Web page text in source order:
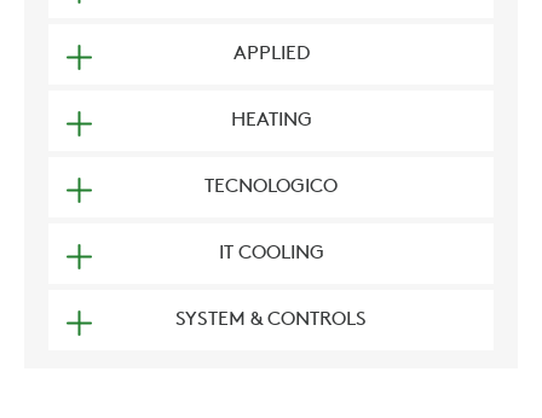
APPLIED
HEATING
TECNOLOGICO
IT COOLING
SYSTEM & CONTROLS